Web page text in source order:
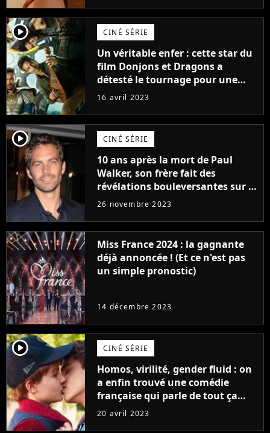
player2 CINÉ SÉRIE
Un véritable enfer : cette star du
film Donjons et Dragons a
détesté le tournage pour une
raison très spéciale
16 avril 2023
player2 CINÉ SÉRIE
10 ans après la mort de Paul
Walker, son frère fait des
révélations bouleversantes sur la
réaction des acteurs de Fast and
26 novembre 2023
Miss France 2024 : la gagnante
déjà annoncée ! (Et ce n'est pas
un simple pronostic)
14 décembre 2023
player2 CINÉ SÉRIE
Homos, virilité, gender fluid : on
a enfin trouvé une comédie
française qui parle de tout ça
sans être super ringarde
20 avril 2023